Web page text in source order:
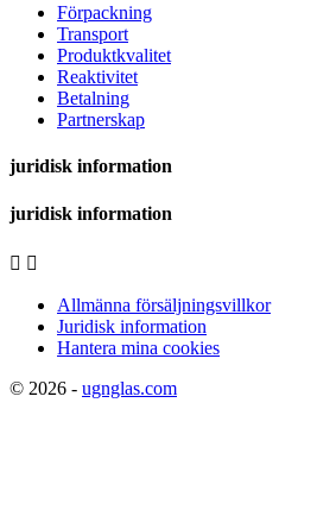
Förpackning
Transport
Produktkvalitet
Reaktivitet
Betalning
Partnerskap
juridisk information
juridisk information
 
Allmänna försäljningsvillkor
Juridisk information
Hantera mina cookies
© 2026 - ugnglas.com